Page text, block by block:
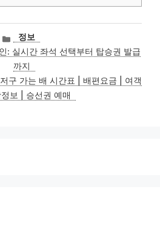
카
테
고
리
정보
: 실시간 좌석 선택부터 탑승권 발급
까지
구 가는 배 시간표 | 배편요금 | 여객
보 | 승선권 예매